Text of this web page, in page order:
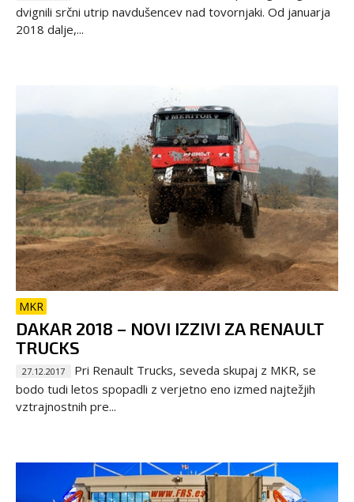
dvignili srčni utrip navdušencev nad tovornjaki. Od januarja
2018 dalje,...
MKR
DAKAR 2018 – NOVI IZZIVI ZA RENAULT
TRUCKS
27.12.2017
Pri Renault Trucks, seveda skupaj z MKR, se
bodo tudi letos spopadli z verjetno eno izmed najtežjih
vztrajnostnih pre...